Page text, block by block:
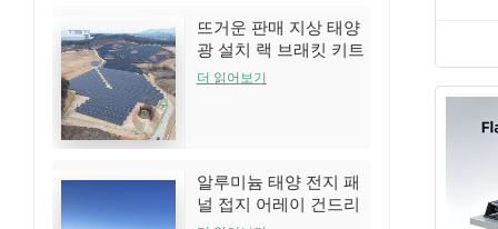
뜨거운 판매 지상 태양
광 설치 랙 브래킷 키트
더 읽어보기
알루미늄 태양 전지 패
널 접지 어레이 건드리